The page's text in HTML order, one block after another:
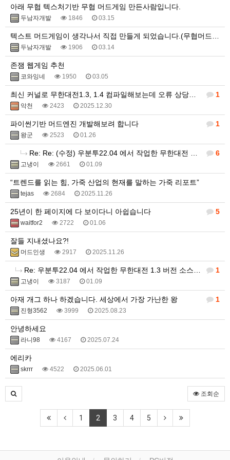
아래 무협 텍스처기반 무협 머드게임 만든사람입니다.
두남자개발 1846 03.15
두남자개발 1906 03.14
존잼 웹게임 추천
코와잉네 1950 03.05
1
최신 커널로 무한대전1.3, 1.4 컴파일해보는데 오류 상당하네요.
악천 2423 2025.12.30
1
파이썬기반 머드엔진 개발해보려 합니다
왕군 2523 01.26
6
Re: Re: (수정) 우분투22.04 에서 작업한 무한대전 1.3 버전 소스 입니다.
고냉이 2661 01.09
“트렌드를 읽는 힘, 가죽 산업의 현재를 말하는 가죽 리포트”
tejas 2684 2025.11.26
5
25년이 한 페이지에 다 보이다니 아쉽습니다
waitfor2 2722 01.06
잘들 지내셨나요?!
머드인생 2917 2025.11.26
1
Re: 우분투22.04 에서 작업한 무한대전 1.3 버전 소스 입니다.
고냉이 3187 01.09
1
아재 개그 하나 하겠습니다. 세상에서 가장 가난한 왕
진형3562 3999 2025.08.23
안녕하세요
라니98 4167 2025.07.24
에리카
skrrr 4522 2025.06.01
조회순
1 2 3 4 5